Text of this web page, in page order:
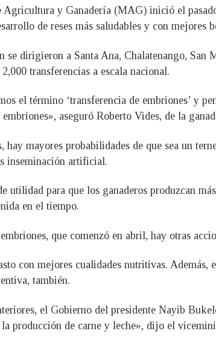
y Ganadería (MAG) inició el
de reses más saludables y con mejores
se dirigieron a Santa Ana, Chalatenango,
transferencias a escala nacional.
el término ‘transferencia de embriones’ y
aseguró Roberto Vides, de la
hay mayores probabilidades de que sea un
inseminación artificial.
utilidad para que los ganaderos produzcan
en el tiempo.
que comenzó en abril, hay otras
con mejores cualidades nutritivas. Además,
también.
el Gobierno del presidente Nayib
la producción de carne y leche», dijo el